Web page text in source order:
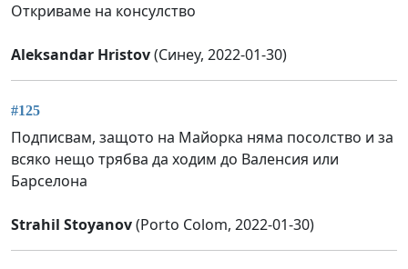
Откриваме на консулство
Aleksandar Hristov(Синеу, 2022-01-30)
#125
Подписвам, защото на Майорка няма посолство и за
всяко нещо трябва да ходим до Валенсия или
Барселона
Strahil Stoyanov(Porto Colom, 2022-01-30)